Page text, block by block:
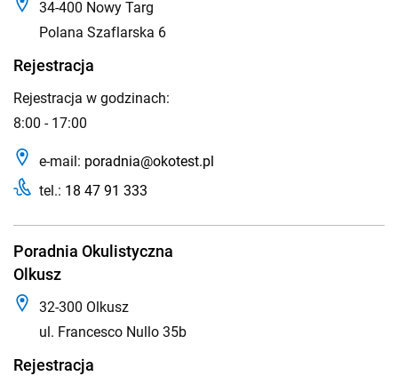
34-400 Nowy Targ
Polana Szaflarska 6
Rejestracja
Rejestracja w godzinach:
8:00 - 17:00
e-mail: poradnia@okotest.pl
tel.: 18 47 91 333
Poradnia Okulistyczna
Olkusz
32-300 Olkusz
ul. Francesco Nullo 35b
Rejestracja